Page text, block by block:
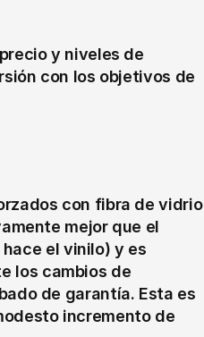
y niveles de
con los objetivos de
con fibra de vidrio
mejor que el
el vinilo) y es
los cambios de
de garantía. Esta es
incremento de